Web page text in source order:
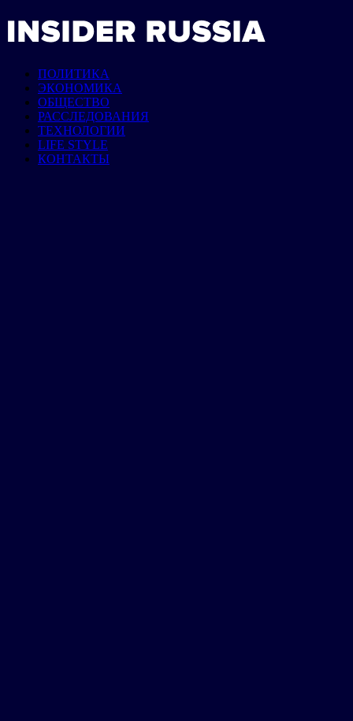
ПОЛИТИКА
ЭКОНОМИКА
ОБЩЕСТВО
РАССЛЕДОВАНИЯ
ТЕХНОЛОГИИ
LIFE STYLE
КОНТАКТЫ